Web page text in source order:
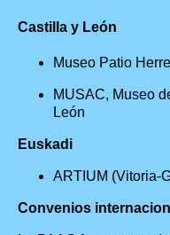
Castilla y León
Museo Patio
MUSAC, Museo
León
Euskadi
ARTIUM (Vitoria-
Convenios